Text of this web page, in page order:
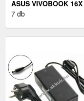
ASUS VIVOBOOK 16X
K3605ZV LAPTOP
7 db